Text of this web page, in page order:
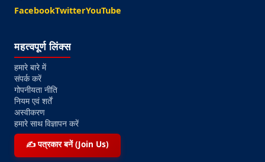
FacebookTwitterYouTube
महत्वपूर्ण लिंक्स
हमारे बारे में
संपर्क करें
गोपनीयता नीति
नियम एवं शर्तें
अस्वीकरण
हमारे साथ विज्ञापन करें
✍️ पत्रकार बनें (Join Us)